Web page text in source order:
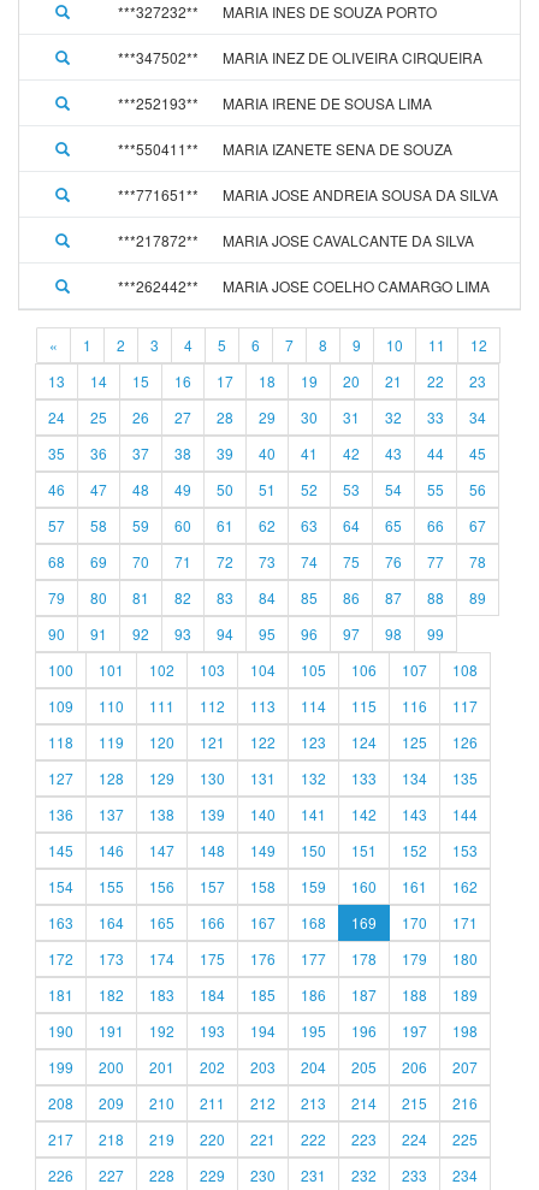
***327232** MARIA INES DE SOUZA PORTO
***347502** MARIA INEZ DE OLIVEIRA CIRQUEIRA
***252193** MARIA IRENE DE SOUSA LIMA
***550411** MARIA IZANETE SENA DE SOUZA
***771651** MARIA JOSE ANDREIA SOUSA DA SILVA
***217872** MARIA JOSE CAVALCANTE DA SILVA
***262442** MARIA JOSE COELHO CAMARGO LIMA
« 1 2 3 4 5 6 7 8 9 10 11
12
13
14 15 16 17 18 19 20 21 22
23
24
25 26 27 28 29 30 31 32 33
34
35
36 37 38 39 40 41 42 43 44
45
46
47 48 49 50 51 52 53 54 55
56
57
58 59 60 61 62 63 64 65 66
67
68
69 70 71 72 73 74 75 76 77
78
79
80 81 82 83 84 85 86 87 88
89
90
91 92 93 94 95 96 97 98
99
100
101 102 103 104 105 106 107
108
109
110 111 112 113 114 115 116
117
118
119 120 121 122 123 124 125
126
127
128 129 130 131 132 133 134
135
136
137 138 139 140 141 142 143
144
145
146 147 148 149 150 151 152
153
154
155 156 157 158 159 160 161
162
163
164 165 166 167 168 169 170
171
172
173 174 175 176 177 178 179
180
181
182 183 184 185 186 187 188
189
190
191 192 193 194 195 196 197
198
199
200 201 202 203 204 205 206
207
208
209 210 211 212 213 214 215
216
217
218 219 220 221 222 223 224
225
226
227 228 229 230 231 232 233 234